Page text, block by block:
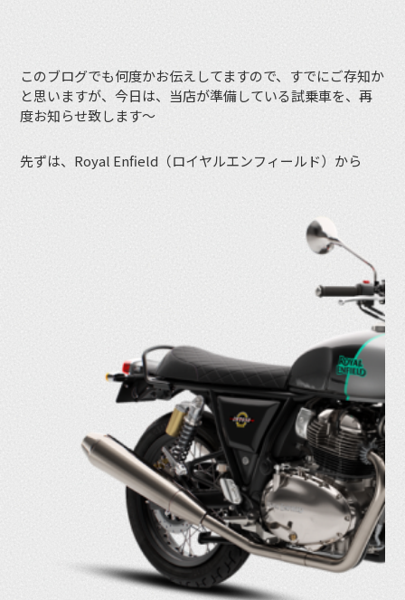
このブログでも何度かお伝えしてますので、すでにご存知か
と思いますが、今日は、当店が準備している試乗車を、再
度お知らせ致します〜
先ずは、Royal Enfield（ロイヤルエンフィールド）から